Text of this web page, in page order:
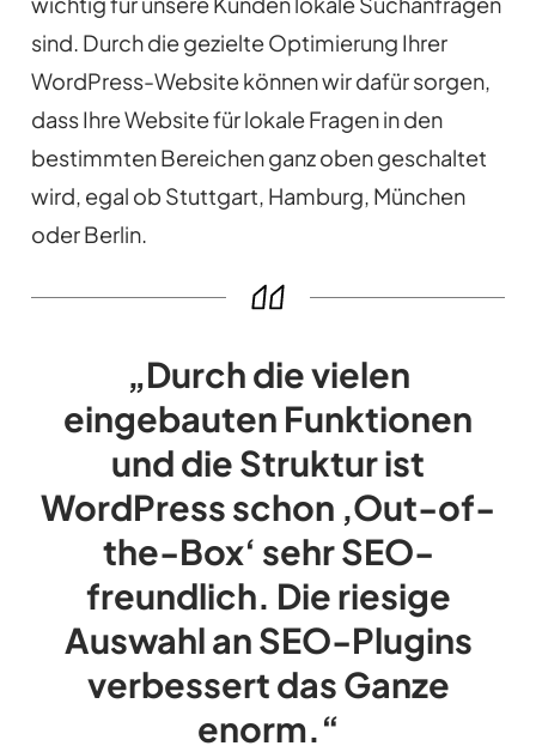
sind. Durch die gezielte Optimierung Ihrer
WordPress-Website können wir dafür sorgen,
dass Ihre Website für lokale Fragen in den
bestimmten Bereichen ganz oben geschaltet
wird, egal ob Stuttgart, Hamburg, München
oder Berlin.
„Durch die vielen
eingebauten Funktionen
und die Struktur ist
WordPress schon ‚Out-of-
the-Box‘ sehr SEO-
freundlich. Die riesige
Auswahl an SEO-Plugins
verbessert das Ganze
enorm.“